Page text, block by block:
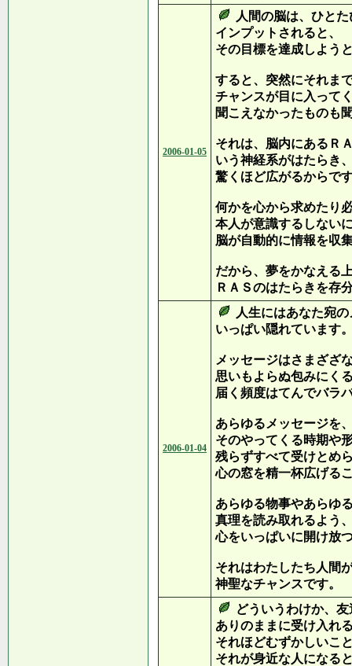
2006-01-05
人間の脳は、ひと
インプットされると、
その目標を達成しよう
すると、突然にそれま
チャンスが目に入って
聞こえなかったものも
それは、脳内にあるＲ
いう神経系がはたらき
驚くほど広がるからで
何かを心から求めたり
本人が意識するしない
脳が自動的に情報を収
だから、夢をかなえる
ＲＡＳのはたらきを存
2006-01-04
人生にはあなた宛
いっぱい隠れています
メッセージはさまざざ
思いもよらぬ包みにく
届く頻度はてんでバラ
あらゆるメッセージを
そのやってくる時期や
残らずすべて受けとめ
心の窓を精一杯広げる
あらゆる物事やあらゆ
真理を読み取れるよう
心をいっぱいに開け放
それはわたしたち人間
神聖なチャンスです。
どういうわけか、
ありのままに受け入れ
それほどむずかしいこ
それが身近な人になる